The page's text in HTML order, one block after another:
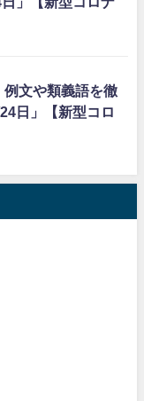
例文や類義語を徹
日」【新型コロ